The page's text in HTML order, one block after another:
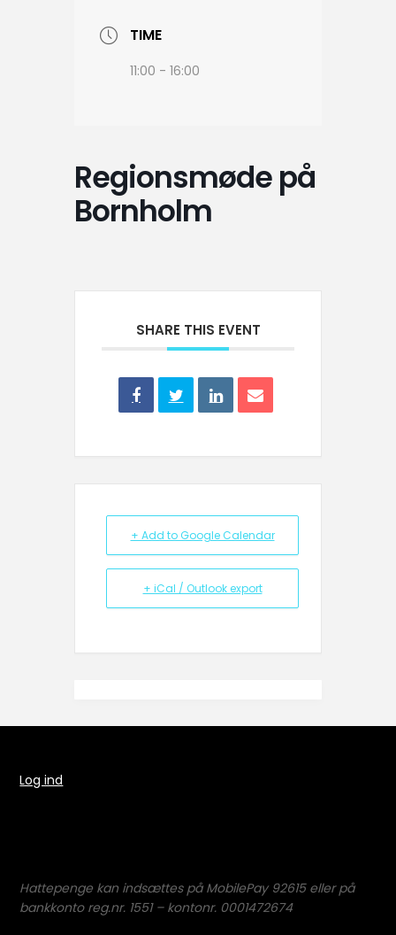
TIME
11:00 - 16:00
Regionsmøde på
Bornholm
SHARE THIS EVENT
+ Add to Google Calendar
+ iCal / Outlook export
Log ind
Hattepenge kan indsættes på MobilePay 92615 eller på
bankkonto reg.nr. 1551 – kontonr. 0001472674